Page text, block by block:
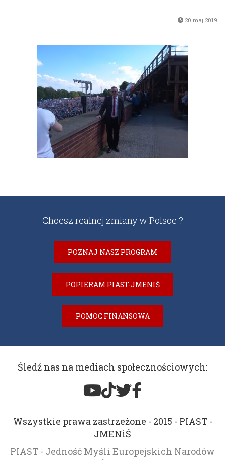
20 maj 2019
Chcesz realnej zmiany w Polsce ?
POZNAJ NASZ PROGRAM
POPIERAM PIAST-JMENIŚ
POMOC FINANSOWA
Śledź nas na mediach społecznościowych:
Wszystkie prawa zastrzeżone - 2015 - PIAST -
JMENiŚ
PIAST - Jedność Myśli Europejskich Narodów